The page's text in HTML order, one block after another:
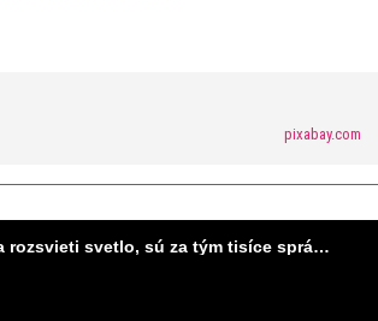
pixabay.com
Upútavka: Keď sa rozsvieti svetlo, sú za tým tisíce správnych rozhodnutí. Ako vzniká infraštruktúra, ktorú nevnímame?